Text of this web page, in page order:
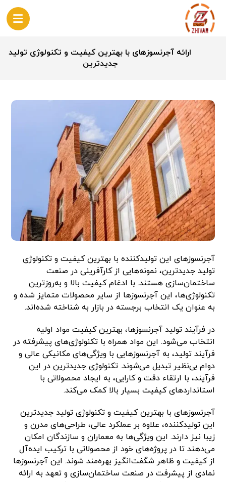
ارائه آجرنسوزهای با بهترین کیفیت و تکنولوژی تولید
جدیدترین
آجرنسوزهای این تولیدکننده با بهترین کیفیت و تکنولوژی
تولید جدیدترین، نمونه‌هایی از کارآفرینی در صنعت
ساختمان‌سازی هستند. با ادغام کیفیت بالا و به‌روزترین
تکنولوژی‌ها، این آجرنسوزها از سایر محصولات متمایز شده و
به عنوان یک انتخاب برجسته در بازار به شناخته شده‌اند.
در فرآیند تولید آجرنسوزها، بهترین کیفیت مواد اولیه
انتخاب می‌شود. این مواد همراه با تکنولوژی‌های پیشرفته در
فرآیند تولید، به آجرنسوزهایی با ویژگی‌های مکانیکی عالی و
دوام بی‌نظیر تبدیل می‌شوند. تکنولوژی جدیدترین در این
فرآیند، با ارتقاء دقت و کارایی، به ایجاد محصولاتی با
استانداردهای کیفیت بسیار بالا کمک می‌کند.
آجرنسوزهای با بهترین کیفیت و تکنولوژی تولید جدیدترین
این تولیدکننده، علاوه بر عملکرد عالی، طراحی‌های مدرن و
زیبا نیز دارند. این ویژگی‌ها به معماران و سازندگان امکان
می‌دهند تا در پروژه‌های خود از محصولاتی با ترکیب ایده‌آل
از کیفیت و ظاهر شگفت‌انگیز بهره‌مند شوند. این آجرنسوزها
نمادی از پیشرفت در صنعت ساختمان‌سازی و تعهد به ارائه